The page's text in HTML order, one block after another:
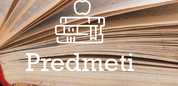
Predmeti